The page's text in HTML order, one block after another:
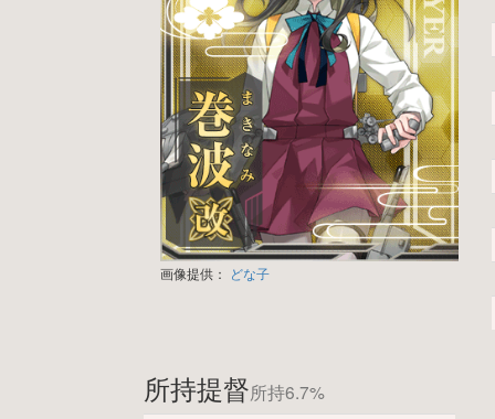
画像提供： どな子
所持提督所持6.7%